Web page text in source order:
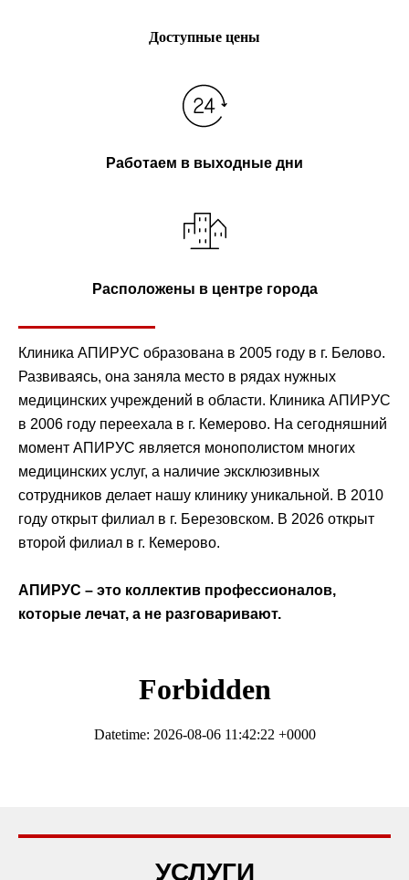
Доступные цены
Работаем в выходные дни
Расположены в центре города
Клиника АПИРУС образована в 2005 году в г. Белово.
Развиваясь, она заняла место в рядах нужных
медицинских учреждений в области. Клиника АПИРУС
в 2006 году переехала в г. Кемерово. На сегодняшний
момент АПИРУС является монополистом многих
медицинских услуг, а наличие эксклюзивных
сотрудников делает нашу клинику уникальной. В 2010
году открыт филиал в г. Березовском. В 2026 открыт
второй филиал в г. Кемерово.
АПИРУС – это коллектив профессионалов,
которые лечат, а не разговаривают.
УСЛУГИ